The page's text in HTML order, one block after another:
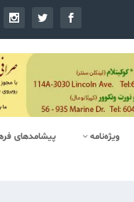
ویژه‌‌نامه پیشامدهای